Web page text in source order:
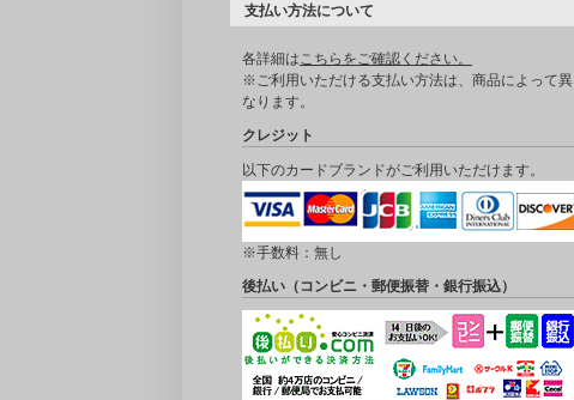
支払い方法について
各詳細は こちらをご確認ください。
※ご利用いただける支払い方法は、商品によって異
なります。
クレジット
以下のカードブランドがご利用いただけます。
※手数料：無し
後払い（コンビニ・郵便振替・銀行振込）